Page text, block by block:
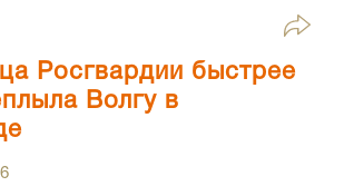
Росгвардии быстрее
Волгу в